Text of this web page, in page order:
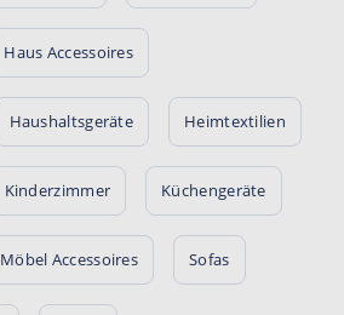
Haus Accessoires
Haushaltsgeräte Heimtextilien
Kinderzimmer Küchengeräte
Möbel Accessoires Sofas